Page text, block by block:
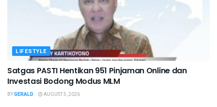
LIFESTYLE
Satgas PASTI Hentikan 951 Pinjaman Online dan
Investasi Bodong Modus MLM
BYGERALD AUGUST 5, 2026